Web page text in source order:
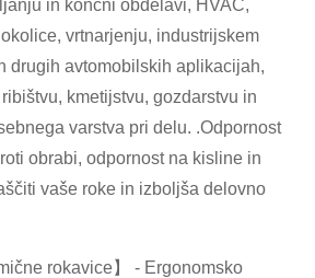
in končni obdelavi, HVAC,
vrtnarjenju, industrijskem
drugih avtomobilskih aplikacijah,
kmetijstvu, gozdarstvu in
varstva pri delu. .Odpornost
obrabi, odpornost na kisline in
vaše roke in izboljša delovno
rokavice】 - Ergonomsko